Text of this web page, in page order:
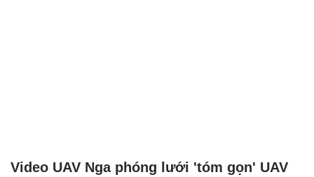
Video UAV Nga phóng lưới 'tóm gọn' UAV